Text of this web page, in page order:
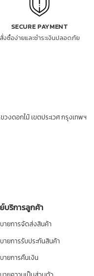
SECURE PAYMENT
สั่งซื้อง่ายและชำระเงินปลอดภัย
งดอกไม้ เขตประเวศ กรุงเทพฯ
บริการลูกค้า
ายการจัดส่งสินค้า
ายการรับประกันสินค้า
ายการคืนเงิน